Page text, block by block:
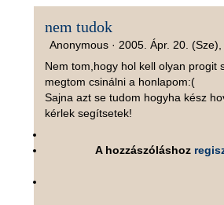
nem tudok
Anonymous · 2005. Ápr. 20.
Nem tom,hogy hol kell olyan progit
megtom csinálni a honlapom:(
Sajna azt se tudom hogyha kész
kérlek segítsetek!
A hozzászóláshoz